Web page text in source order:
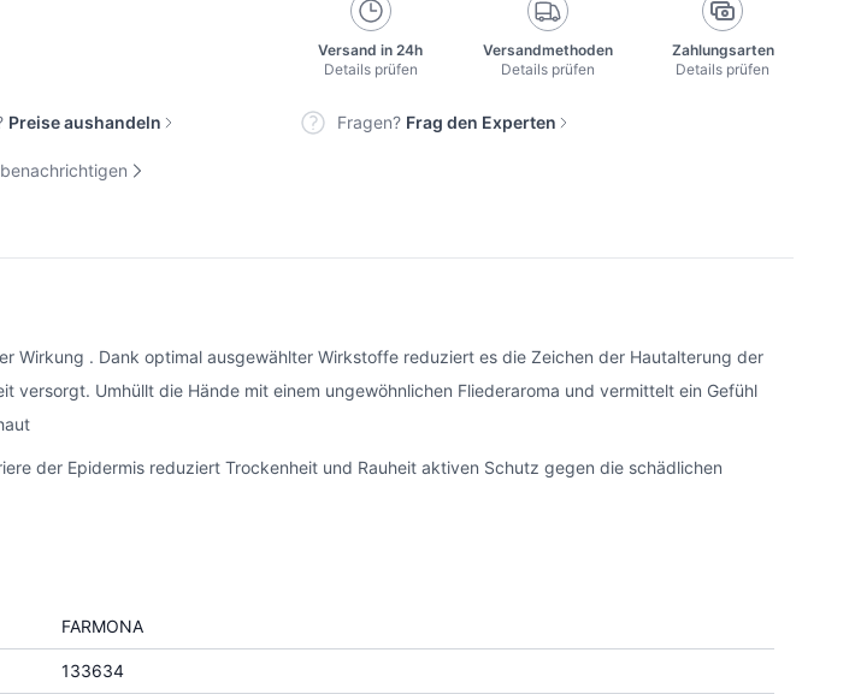
Versand in 24h
Details prüfen
Versandmethoden
Details prüfen
Zahlungsarten
Details prüfen
Preise aushandeln Fragen? Frag den Experten
Wirkung . Dank optimal ausgewählter Wirkstoffe reduziert es die Zeichen der Hautalterung der
Umhüllt die Hände mit einem ungewöhnlichen Fliederaroma und vermittelt ein Gefühl
der Epidermis reduziert Trockenheit und Rauheit aktiven Schutz gegen die schädlichen
FARMONA
133634